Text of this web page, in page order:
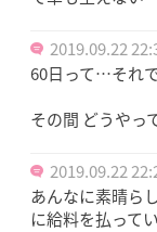
2019.09.22
60日って…それ
その間 どうやっ
2019.09.22
あんなに素晴ら
に給料を払って